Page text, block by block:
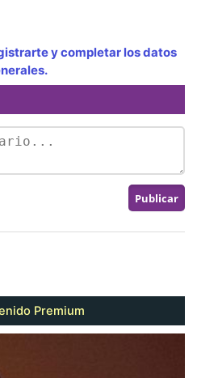
y completar los datos
Premium